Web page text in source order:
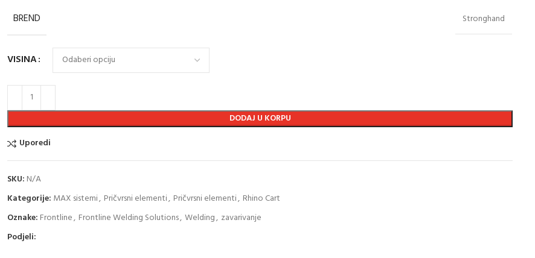
BREND Stronghand
VISINA
DODAJ U KORPU
Uporedi
SKU: N/A
Kategorije: MAX sistemi, Pričvrsni elementi, Pričvrsni elementi, Rhino Cart
Oznake: Frontline, Frontline Welding Solutions, Welding, zavarivanje
Podjeli: